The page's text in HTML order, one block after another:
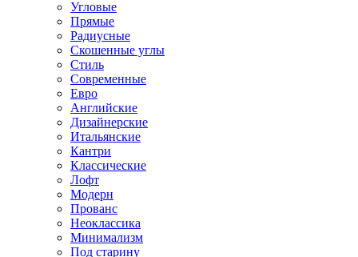
Угловые
Прямые
Радиусные
Скошенные углы
Стиль
Современные
Евро
Английские
Дизайнерские
Итальянские
Кантри
Классические
Лофт
Модерн
Прованс
Неоклассика
Минимализм
Под старину